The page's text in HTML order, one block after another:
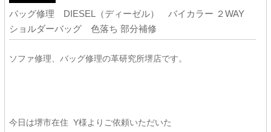
バッグ修理 DIESEL（ディーゼル） バイカラー ２WAY
ショルダーバッグ 色落ち 部分補修
ソファ修理、バッグ修理の革研究所堺店です。
今日は堺市在住 Y様よりご依頼いただいた